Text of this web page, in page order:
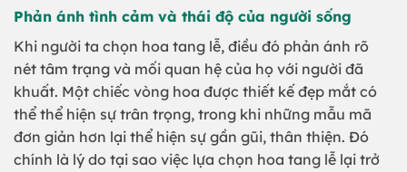
Phản ánh tình cảm và thái độ của người sống
Khi người ta chọn hoa tang lễ, điều đó phản ánh rõ
nét tâm trạng và mối quan hệ của họ với người đã
khuất. Một chiếc vòng hoa được thiết kế đẹp mắt có
thể thể hiện sự trân trọng, trong khi những mẫu mã
đơn giản hơn lại thể hiện sự gần gũi, thân thiện. Đó
chính là lý do tại sao việc lựa chọn hoa tang lễ lại trở